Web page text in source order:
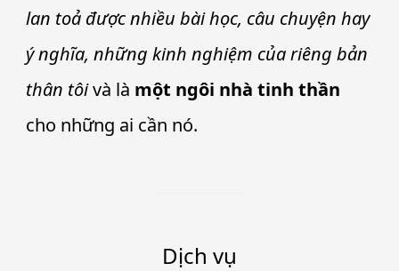
lan toả được nhiều bài học, câu chuyện hay
ý nghĩa, những kinh nghiệm của riêng bản
thân tôivà là một ngôi nhà tinh thần
cho những ai cần nó.
Dịch vụ